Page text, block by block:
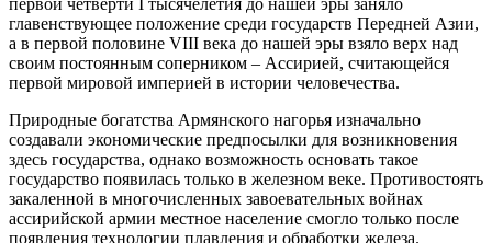
главенствующее положение среди государств Передней Азии,
а в первой половине VIII века до нашей эры взяло верх над
своим постоянным соперником – Ассирией, считающейся
первой мировой империей в истории человечества.
Природные богатства Армянского нагорья изначально
создавали экономические предпосылки для возникновения
здесь государства, однако возможность основать такое
государство появилась только в железном веке. Противостоять
закаленной в многочисленных завоевательных войнах
ассирийской армии местное население смогло только после
появления технологии плавления и обработки железа.